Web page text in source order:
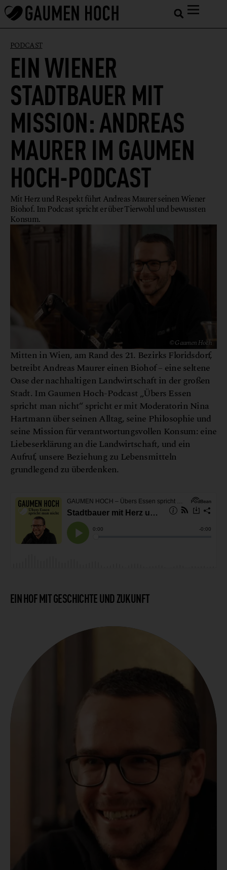
PODCAST
EIN WIENER
STADTBAUER MIT
MISSION: ANDREAS
MAURER IM GAUMEN
HOCH-PODCAST
Mit Herz und Respekt führt Andreas Maurer seinen Wiener
Biohof. Im Podcast spricht er über Tierwohl und bewussten
Konsum.
© Gaumen Hoch
Mitten in Wien, am Rand des 21. Bezirks Floridsdorf,
betreibt Andreas Maurer einen Biohof – eine seltene
Oase der nachhaltigen Landwirtschaft in der großen
Stadt. Im Gaumen Hoch-Podcast „Übers Essen
spricht man nicht“ spricht er mit Moderatorin Nina
Hartmann über seinen Alltag, seine Philosophie und
seine Mission für verantwortungsvollen Konsum: eine
Liebeserklärung an die Landwirtschaft, und ein
Aufruf, unsere Beziehung zu Lebensmitteln
grundlegend zu überdenken.
EIN HOF MIT GESCHICHTE UND ZUKUNFT